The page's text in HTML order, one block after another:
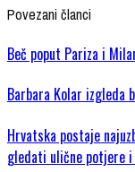
Povezani članci
Beč poput Pariza i
Barbara Kolar izgleda
Hrvatska postaje
gledati ulične potjere